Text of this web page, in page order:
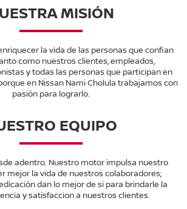
MISIÓN
la vida de las personas que confian
como nuestros clientes, empleados,
y todas las personas que participan en
en Nissan Nami Cholula trabajamos con
pasión para lograrlo.
EQUIPO
adentro. Nuestro motor impulsa nuestro
mejor la vida de nuestros colaboradores;
dan lo mejor de si para brindarle la
y satisfaccion a nuestros clientes.